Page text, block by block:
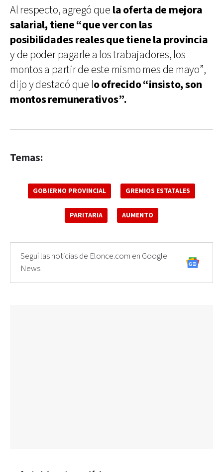
Al respecto, agregó que la oferta de mejora
salarial, tiene “que ver con las
posibilidades reales que tiene la provincia
y de poder pagarle a los trabajadores, los
montos a partir de este mismo mes de mayo”,
dijo y destacó que lo ofrecido “insisto, son
montos remunerativos”.
Temas:
GOBIERNO PROVINCIAL GREMIOS ESTATALES
PARITARIA AUMENTO
Seguí las noticias de Elonce.com en Google
News